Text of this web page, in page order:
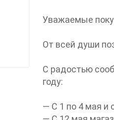
Уважаемые
От всей души
С радостью
году:
— С 1 по 4 мая и